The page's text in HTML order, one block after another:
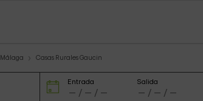
Málaga Casas Rurales Gaucin
Entrada Salida